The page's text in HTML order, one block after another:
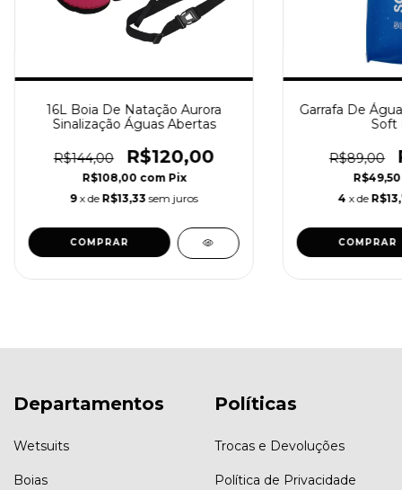
16L Boia De Natação Aurora
Sinalização Águas Abertas
R$144,00 R$120,00
R$108,00 com Pix
9 x de R$13,33 sem juros
Garrafa De
Soft
R$89,00
4 x de
Departamentos
Wetsuits
Boias
Políticas
Trocas e Devoluções
Política de Privacidade